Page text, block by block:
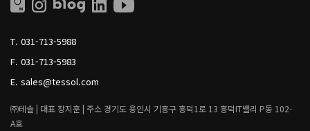
T. 031-713-5988
F. 031-713-5983
E. sales@tessol.com
㈜테솔 | 대표 장지훈 | 주소 경기도 용인시 기흥구 흥덕1로 13 흥덕IT밸리 P동 102-
A호